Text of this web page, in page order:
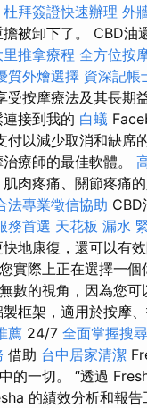
杜拜簽證快速辦理 外
被卸下了。 CBD
里推拿療程 全方位按
質外燴選擇 資深記帳
受按摩療法及其長期
接到我的 白蟻
付以減少取消和缺席
療師的最佳軟體。
肉疼痛、關節疼痛
法專業徵信協助 CBD
務首選 天花板 漏水
地康復，還可以有
實際上正在選擇一個
數的視角，因為您
框架，適用於按摩
薦 24/7 全面掌握搜
借助 台中居家清潔
的一切。 “透過
的績效分析和報